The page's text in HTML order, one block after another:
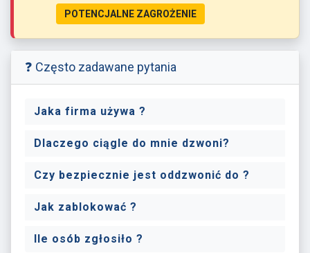
POTENCJALNE ZAGROŻENIE
❓ Często zadawane pytania
Jaka firma używa ?
Dlaczego ciągle do mnie dzwoni?
Czy bezpiecznie jest oddzwonić do ?
Jak zablokować ?
Ile osób zgłosiło ?